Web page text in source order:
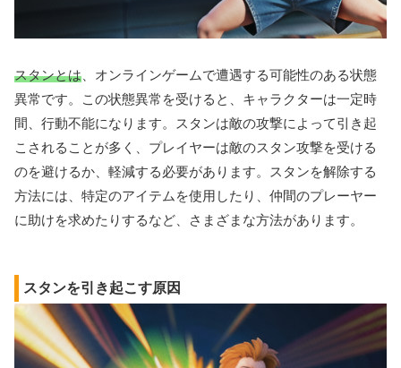
スタンとは 、オンラインゲームで遭遇する可能性のある状態
異常です。この状態異常を受けると、キャラクターは一定時
間、行動不能になります。スタンは敵の攻撃によって引き起
こされることが多く、プレイヤーは敵のスタン攻撃を受ける
のを避けるか、軽減する必要があります。スタンを解除する
方法には、特定のアイテムを使用したり、仲間のプレーヤー
に助けを求めたりするなど、さまざまな方法があります。
スタンを引き起こす原因